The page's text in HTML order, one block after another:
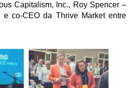
Capitalism, Inc., Roy Spencer –
co-CEO da Thrive Market entre